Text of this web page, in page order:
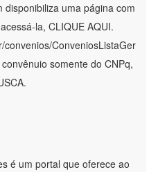
uma página com
la, CLIQUE AQUI.
ConveniosListaGer
somente do CNPq,
é um portal que oferece ao